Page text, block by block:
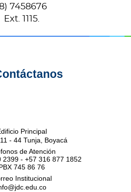
7458676
Ext. 1115.
Principal
- 44 Tunja, Boyacá
de Atención
2399 - +57 316 877 1852
745 86 76
Institucional